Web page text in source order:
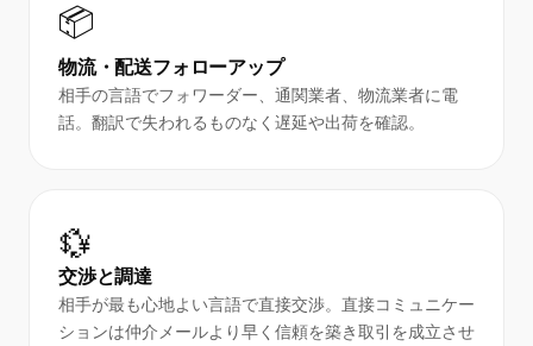
📦
物流・配送フォローアップ
相手の言語でフォワーダー、通関業者、物流業者に電
話。翻訳で失われるものなく遅延や出荷を確認。
💱
交渉と調達
相手が最も心地よい言語で直接交渉。直接コミュニケー
ションは仲介メールより早く信頼を築き取引を成立させ